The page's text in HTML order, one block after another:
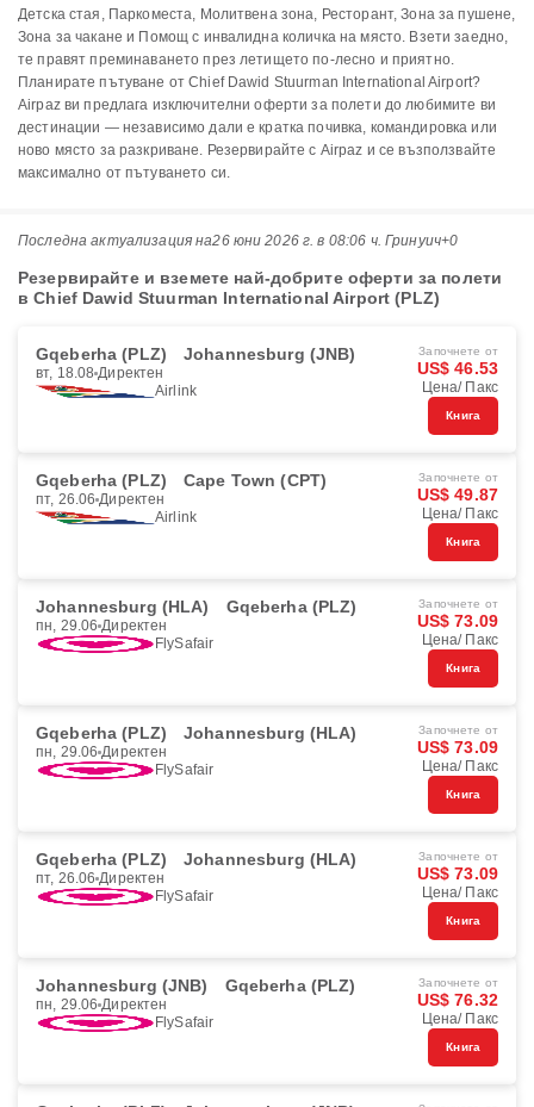
Детска стая, Паркоместа, Молитвена зона, Ресторант, Зона за пушене,
Зона за чакане и Помощ с инвалидна количка на място. Взети заедно,
те правят преминаването през летището по-лесно и приятно.
Планирате пътуване от Chief Dawid Stuurman International Airport?
Airpaz ви предлага изключителни оферти за полети до любимите ви
дестинации — независимо дали е кратка почивка, командировка или
ново място за разкриване. Резервирайте с Airpaz и се възползвайте
максимално от пътуването си.
Последна актуализация на26 юни 2026 г. в 08:06 ч. Гринуич+0
Резервирайте и вземете най-добрите оферти за полети
в Chief Dawid Stuurman International Airport (PLZ)
Gqeberha (PLZ) Johannesburg (JNB)
вт, 18.08 Директен
Airlink
Започнете от
US$ 46.53
Цена/ Пакс
Книга
Gqeberha (PLZ) Cape Town (CPT)
пт, 26.06 Директен
Airlink
Започнете от
US$ 49.87
Цена/ Пакс
Книга
Johannesburg (HLA) Gqeberha (PLZ)
пн, 29.06 Директен
FlySafair
Започнете от
US$ 73.09
Цена/ Пакс
Книга
Gqeberha (PLZ) Johannesburg (HLA)
пн, 29.06 Директен
FlySafair
Започнете от
US$ 73.09
Цена/ Пакс
Книга
Gqeberha (PLZ) Johannesburg (HLA)
пт, 26.06 Директен
FlySafair
Започнете от
US$ 73.09
Цена/ Пакс
Книга
Johannesburg (JNB) Gqeberha (PLZ)
пн, 29.06 Директен
FlySafair
Започнете от
US$ 76.32
Цена/ Пакс
Книга